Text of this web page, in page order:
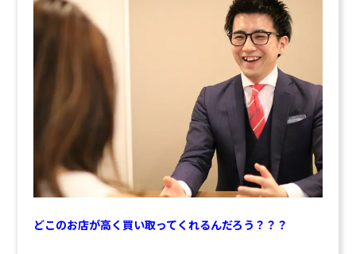
どこのお店が高く買い取ってくれるんだろう？？？